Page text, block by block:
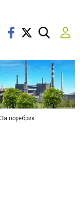
За поребрик